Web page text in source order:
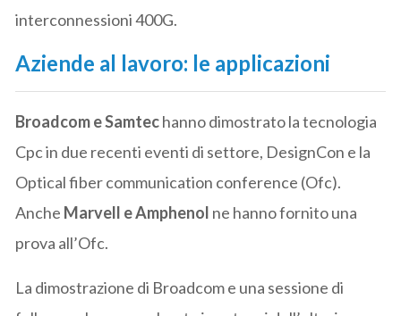
interconnessioni 400G.
Aziende al lavoro: le applicazioni
Broadcom e Samtechanno dimostrato la tecnologia
Cpc in due recenti eventi di settore, DesignCon e la
Optical fiber communication conference (Ofc).
Anche Marvell e Amphenol ne hanno fornito una
prova all’Ofc.
La dimostrazione di Broadcom e una sessione di